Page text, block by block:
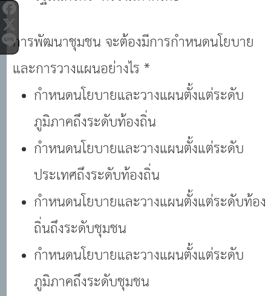
การพัฒนาชุมชน จะต้องมีการกําหนดนโยบาย
และการวางแผนอย่างไร *
กําหนดนโยบายและวางแผนตั้งแต่ระดับ
ภูมิภาคถึงระดับท้องถิ่น
กําหนดนโยบายและวางแผนตั้งแต่ระดับ
ประเทศถึงระดับท้องถิ่น
กําหนดนโยบายและวางแผนตั้งแต่ระดับท้อง
ถิ่นถึงระดับชุมชน
กําหนดนโยบายและวางแผนตั้งแต่ระดับ
ภูมิภาคถึงระดับชุมชน